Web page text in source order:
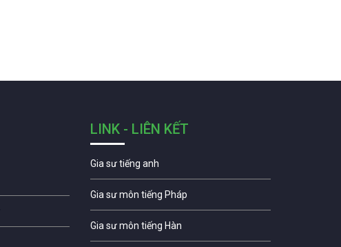
LINK - LIÊN KẾT
Gia sư tiếng anh
Gia sư môn tiếng Pháp
Gia sư môn tiếng Hàn